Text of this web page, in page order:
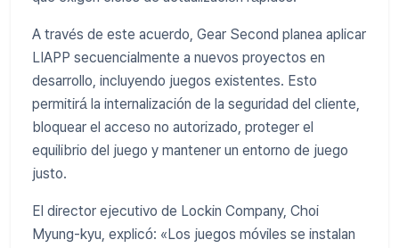
A través de este acuerdo, Gear Second planea aplicar
LIAPP secuencialmente a nuevos proyectos en
desarrollo, incluyendo juegos existentes. Esto
permitirá la internalización de la seguridad del cliente,
bloquear el acceso no autorizado, proteger el
equilibrio del juego y mantener un entorno de juego
justo.
El director ejecutivo de Lockin Company, Choi
Myung-kyu, explicó: «Los juegos móviles se instalan